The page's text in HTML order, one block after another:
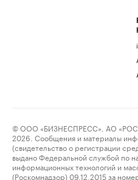
© ООО «БИЗНЕСПРЕСС», АО
2026. Сообщения и материалы
(свидетельство о регистрации
выдано Федеральной службой по
информационных технологий и
(Роскомнадзор) 09.12.2015 за